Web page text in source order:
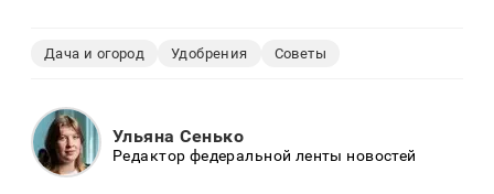
Дача и огород Удобрения Советы
Ульяна Сенько
Редактор федеральной ленты новостей